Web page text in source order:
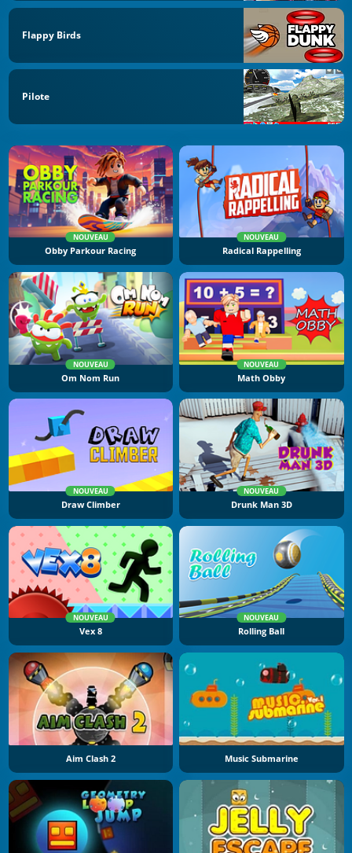
Flappy Birds
Pilote
NOUVEAU
Obby Parkour Racing
NOUVEAU
Radical Rappelling
NOUVEAU
Om Nom Run
NOUVEAU
Math Obby
NOUVEAU
Draw Climber
NOUVEAU
Drunk Man 3D
NOUVEAU
Vex 8
NOUVEAU
Rolling Ball
Aim Clash 2 Music Submarine